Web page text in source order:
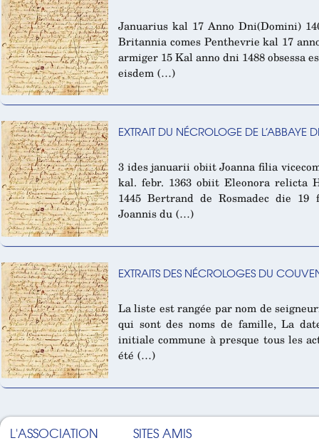
Januarius kal 17 Anno Dni(Domini)
Britannia comes Penthevrie kal 17
armiger 15 Kal anno dni 1488 obsessa
eisdem (…)
EXTRAIT DU NÉCROLOGE DE L’ABBAYE
3 ides januarii obiit Joanna filia
kal. febr. 1363 obiit Eleonora relicta
1445 Bertrand de Rosmadec die 19
Joannis du (…)
EXTRAITS DES NÉCROLOGES DU
La liste est rangée par nom de
qui sont des noms de famille, La
initiale commune à presque tous les
été (…)
L'ASSOCIATION SITES AMIS